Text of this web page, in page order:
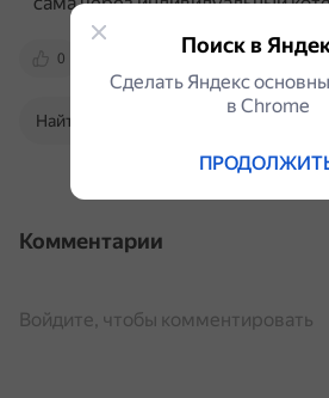
0 www.armaplast.ru
Найти в Поиске
Комментарии
Войдите, чтобы комментировать
Поиск в
Сделать Яндекс
в Сhrome